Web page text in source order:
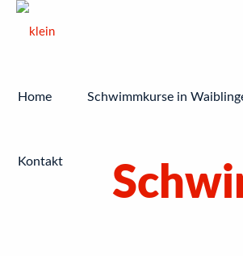
Home Schwimmkurse in
Kontakt